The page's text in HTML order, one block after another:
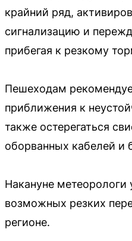
крайний ряд,
сигнализацию и
прибегая к резкому
Пешеходам
приближения к
также остерегаться
оборванных кабелей и
Накануне
возможных резких
регионе.